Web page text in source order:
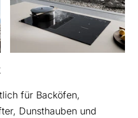
für Backöfen,
Dunsthauben und